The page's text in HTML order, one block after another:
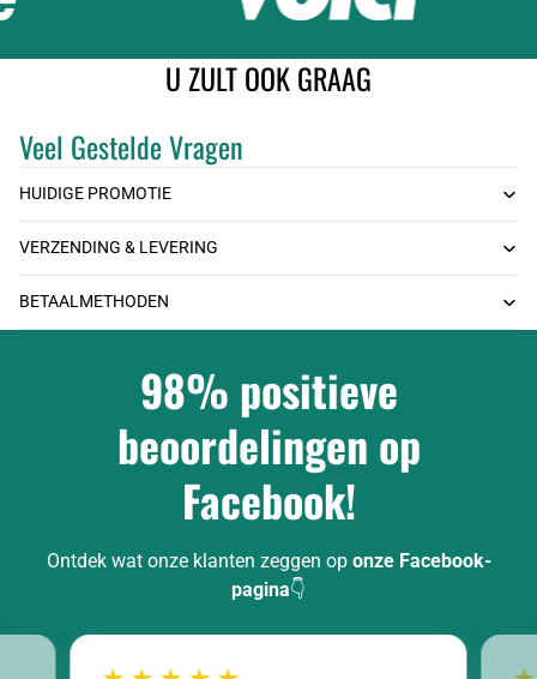
U ZULT OOK GRAAG
Veel Gestelde Vragen
HUIDIGE PROMOTIE
VERZENDING & LEVERING
BETAALMETHODEN
98% positieve
beoordelingen op
Facebook!
Ontdek wat onze klanten zeggen op onze Facebook-
pagina👇